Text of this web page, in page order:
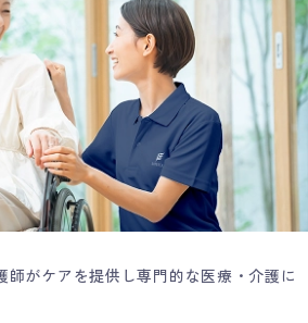
師がケアを提供し専門的な医療・介護に